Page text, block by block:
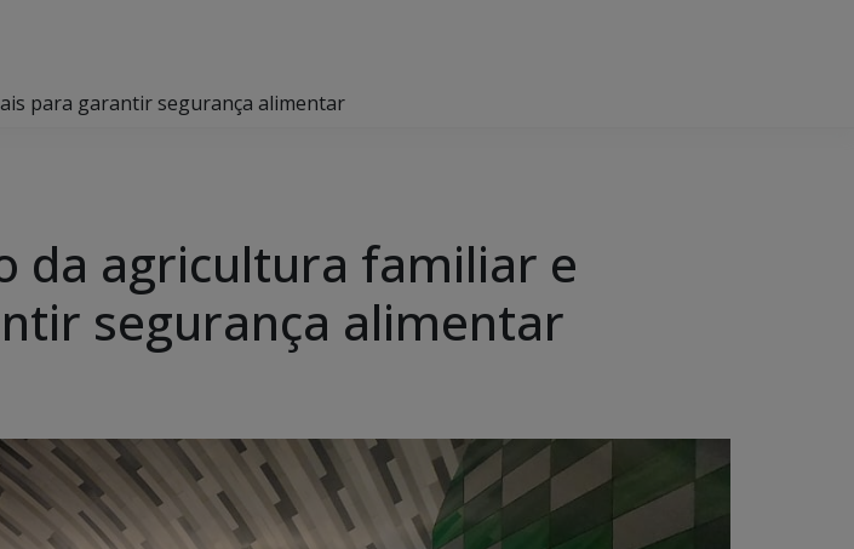
para garantir segurança alimentar
da agricultura familiar e
segurança alimentar